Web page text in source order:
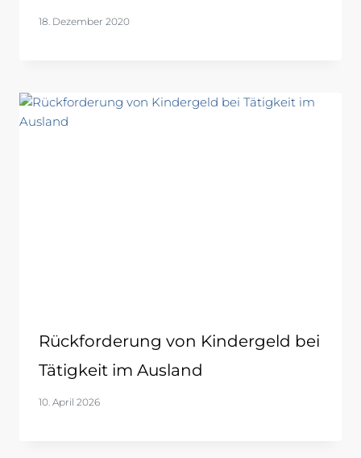
18. Dezember 2020
Rückforderung von Kindergeld bei
Tätigkeit im Ausland
10. April 2026